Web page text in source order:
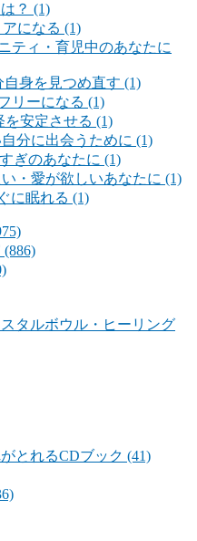
？ (1)
になる (1)
ティ・育児中のあなたに
身を見つめ直す (1)
リーになる (1)
安定させる (1)
分に出会うために (1)
ぎのあなたに (1)
・愛が欲しいあなたに (1)
に眠れる (1)
(886)
タルボウル・ヒーリング
とれるCDブック (41)